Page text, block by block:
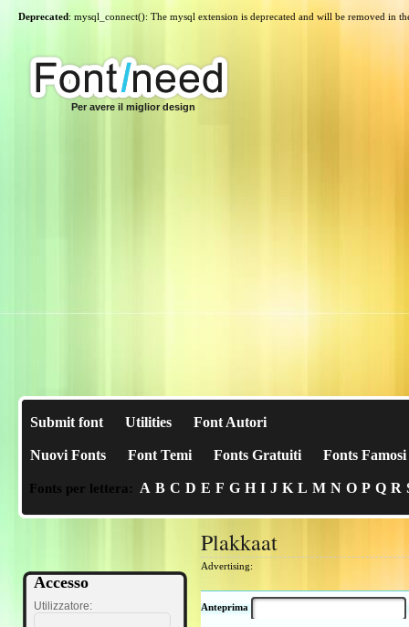
Deprecated: mysql_connect(): The mysql extension is deprecated and will be removed in
Per avere il miglior design
Submit font Utilities Font Autori
Nuovi Fonts Font Temi Fonts Gratuiti Fonts Famosi
Fonts per lettera: A B C D E F G H I J K L M N O P Q R
Accesso
Utilizzatore:
Plakkaat
Advertising:
Anteprima